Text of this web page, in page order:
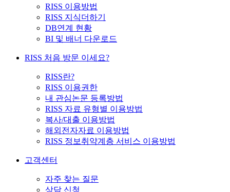
RISS 이용방법
RISS 지식더하기
DB연계 현황
BI 및 배너 다운로드
RISS 처음 방문 이세요?
RISS란?
RISS 이용권한
내 관심논문 등록방법
RISS 자료 유형별 이용방법
복사/대출 이용방법
해외전자자료 이용방법
RISS 정보취약계층 서비스 이용방법
고객센터
자주 찾는 질문
상담 신청